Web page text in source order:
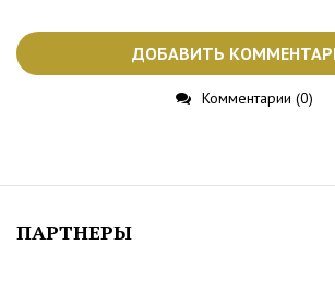
ДОБАВИТЬ
Комментарии (0)
ПАРТНЕРЫ